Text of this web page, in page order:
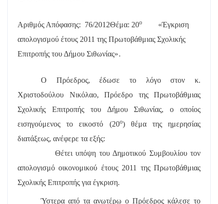
Αριθμός Απόφασης: 76/2012Θέμα: 20ο
«Έγκριση
απολογισμού έτους 2011 της Πρωτοβάθμιας Σχολικής
Επιτροπής του Δήμου Σιθωνίας».
Ο Πρόεδρος, έδωσε το λόγο στον κ.
Χριστοδούλου Νικόλαο, Πρόεδρο της Πρωτοβάθμιας
Σχολικής Επιτροπής του Δήμου Σιθωνίας, ο οποίος
εισηγούμενος το εικοστό (20ο) θέμα της ημερησίας
διατάξεως, ανέφερε τα εξής:
Θέτει υπόψη του Δημοτικού Συμβουλίου τον
απολογισμό οικονομικού έτους 2011 της Πρωτοβάθμιας
Σχολικής Επιτροπής για έγκριση.
Ύστερα από τα ανωτέρω ο Πρόεδρος κάλεσε το